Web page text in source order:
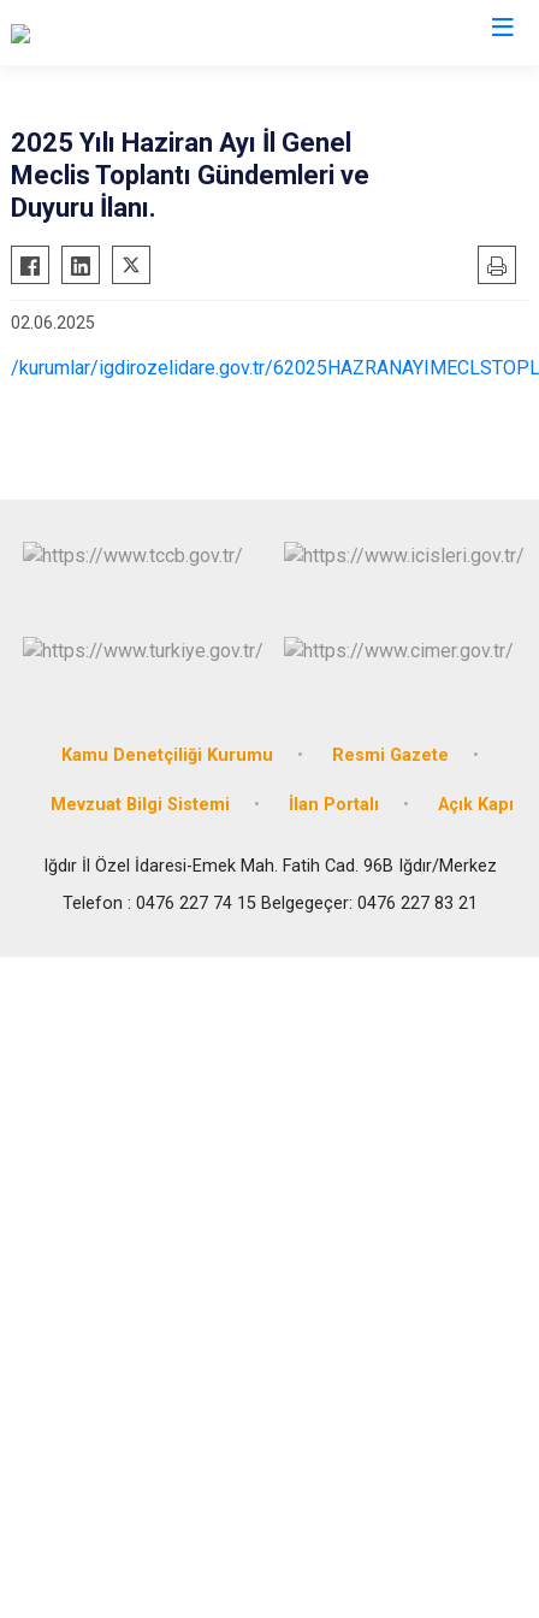
2025 Yılı Haziran Ayı İl Genel
Meclis Toplantı Gündemleri ve
Duyuru İlanı.
02.06.2025
/kurumlar/igdirozelidare.gov.tr/
Kamu Denetçiliği Kurumu Resmi Gazete
Mevzuat Bilgi Sistemi İlan Portalı Açık Kapı
Iğdır İl Özel İdaresi-Emek Mah. Fatih Cad. 96B Iğdır/Merkez
Telefon : 0476 227 74 15 Belgegeçer: 0476 227 83 21